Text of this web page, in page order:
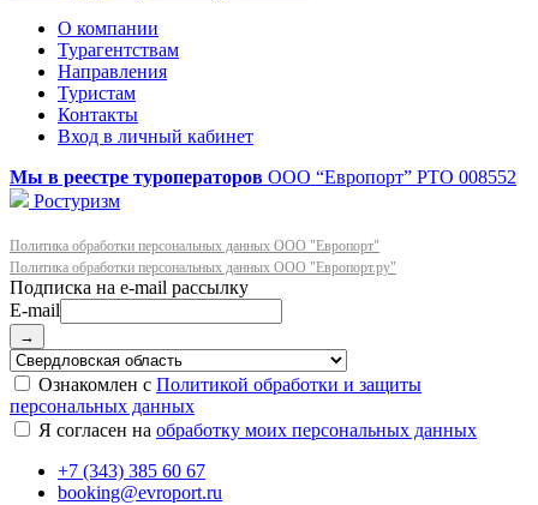
О компании
Турагентствам
Направления
Туристам
Контакты
Вход в личный кабинет
Мы в реестре туроператоров ООО “Европорт” РТО 008552
Ростуризм
Политика обработки персональных данных ООО "Европорт"
Политика обработки персональных данных ООО "Европорт.ру"
E-mail
→
Ознакомлен с Политикой обработки и защиты
персональных данных
Я согласен на обработку моих персональных данных
+7 (343) 385 60 67
booking@evroport.ru